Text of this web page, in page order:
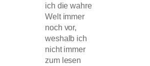
ich die wahre
Welt immer
noch vor,
weshalb ich
nicht immer
zum lesen